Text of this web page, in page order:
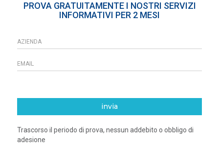
PROVA GRATUITAMENTE I NOSTRI SERVIZI
INFORMATIVI PER 2 MESI
invia
Trascorso il periodo di prova, nessun addebito o obbligo di
adesione